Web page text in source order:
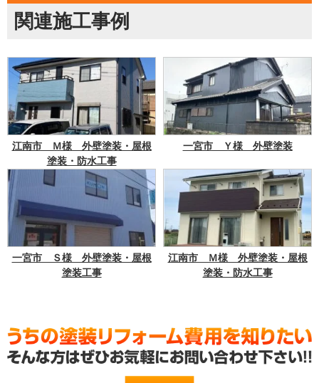
関連施工事例
江南市 Ｍ様 外壁塗装・屋根
塗装・防水工事
一宮市 Ｙ様 外壁塗装
一宮市 Ｓ様 外壁塗装・屋根
塗装工事
江南市 Ｍ様 外壁塗装・屋根
塗装・防水工事